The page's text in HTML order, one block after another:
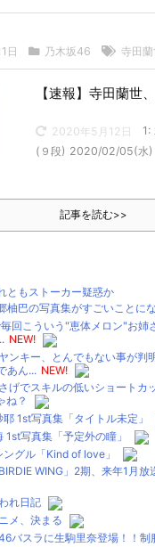
香、4期生曲3列目の謎・・・
ト管理人より閉鎖に至った経
ト管理人より閉鎖に至った経
、最新グラビアで見せた生足
ネージャ、ガチでエグいって
おひさまの本棚、ガチでエグ
Osaka、客席が想像以上に
から激アツの内容！！『三期
のグッズ、案の定売り切れ…
生LIVE、生配信が決定！
の日2026出演＆6期生MV解
坂野球部がエスコンフィール
木坂野球部がエスコンフィール
新奈のブログが話題…「真夜
日 乃木坂46 寺田
【速報】寺田蘭世
2020年5月12日
1:
(９段) 2020/02/05(水)
記事を読む>>
ともストーカー疑惑か
柚巴の写真集がすごいことに
毎回こういう"恵体メロン"お姉
NEW!
ヤンキー、とんでもない事が
あん... NEW!
げでスキルの低いショートカ
ね？
1st写真集「タイトル未定」
写真集「予定外の瞳」
グル「Kind of love」
WING」2期、来年1月
れ日記
メ、決まる
バスラに生駒里奈登場！！制